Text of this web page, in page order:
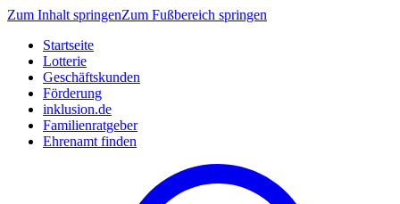
Zum Inhalt springenZum Fußbereich springen
Startseite
Lotterie
Geschäftskunden
Förderung
inklusion.de
Familienratgeber
Ehrenamt finden